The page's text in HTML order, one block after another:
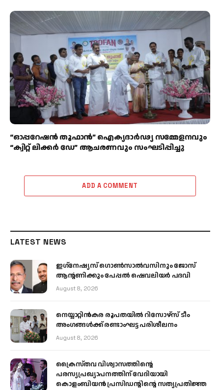
“ഓപ്പറേഷൻ തൂഫാൻ” ഐക്യദാർഢ്യ സമ്മേളനവും
“ക്വിറ്റ് ലിക്കർ ഡേ” ആചരണവും സംഘടിപ്പിച്ചു
ADD A COMMENT
LATEST NEWS
ഇഗ്‌നേഷ്യസ് ഗൊൺസാൽവസിനും ജോസ്
ആന്റണിക്കും പേപ്പൽ ഷെവലിയർ പദവി
August 8, 2026
നെയ്യാറ്റിൻകര രൂപതയിൽ റിസോഴ്സ് ടീം
അംഗങ്ങൾക്ക് രണ്ടാംഘട്ട പരിശീലനം
August 8, 2026
ക്രൈസ്തവ വിശ്വാസത്തിന്റെ
പരസ്യപ്രഖ്യാപനത്തിന് വേദിയായി
കൊളംബിയൻ പ്രസിഡന്റിന്റെ സത്യപ്രതിജ്ഞ